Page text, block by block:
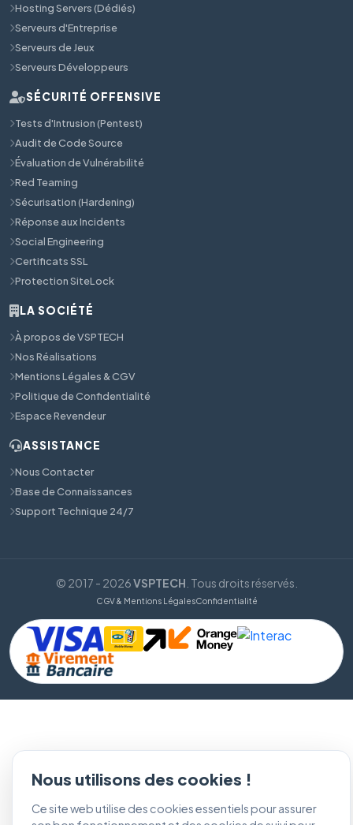
Hosting Servers (Dédiés)
Serveurs d'Entreprise
Serveurs de Jeux
Serveurs Développeurs
SÉCURITÉ OFFENSIVE
Tests d'Intrusion (Pentest)
Audit de Code Source
Évaluation de Vulnérabilité
Red Teaming
Sécurisation (Hardening)
Réponse aux Incidents
Social Engineering
Certificats SSL
Protection SiteLock
LA SOCIÉTÉ
À propos de VSPTECH
Nos Réalisations
Mentions Légales & CGV
Politique de Confidentialité
Espace Revendeur
ASSISTANCE
Nous Contacter
Base de Connaissances
Support Technique 24/7
© 2017 - 2026VSPTECH . Tous droits réservés.
CGV & Mentions LégalesConfidentialité
Nous utilisons des cookies !
Ce site web utilise des cookies essentiels pour assurer